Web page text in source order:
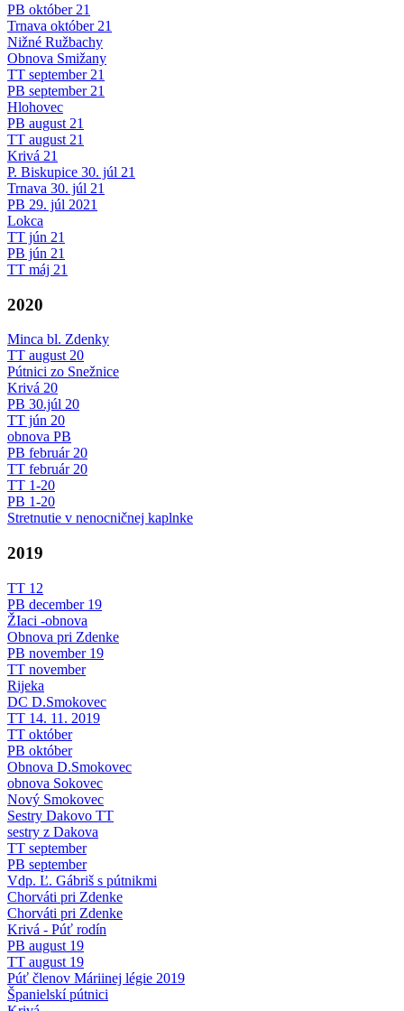
PB október 21
Trnava október 21
Nižné Ružbachy
Obnova Smižany
TT september 21
PB september 21
Hlohovec
PB august 21
TT august 21
Krivá 21
P. Biskupice 30. júl 21
Trnava 30. júl 21
PB 29. júl 2021
Lokca
TT jún 21
PB jún 21
TT máj 21
2020
Minca bl. Zdenky
TT august 20
Pútnici zo Snežnice
Krivá 20
PB 30.júl 20
TT jún 20
obnova PB
PB február 20
TT február 20
TT 1-20
PB 1-20
Stretnutie v nenocničnej kaplnke
2019
TT 12
PB december 19
ŽIaci -obnova
Obnova pri Zdenke
PB november 19
TT november
Rijeka
DC D.Smokovec
TT 14. 11. 2019
TT október
PB október
Obnova D.Smokovec
obnova Sokovec
Nový Smokovec
Sestry Dakovo TT
sestry z Dakova
TT september
PB september
Vdp. Ľ. Gábriš s pútnikmi
Chorváti pri Zdenke
Chorváti pri Zdenke
Krivá - Púť rodín
PB august 19
TT august 19
Púť členov Máriinej légie 2019
Španielskí pútnici